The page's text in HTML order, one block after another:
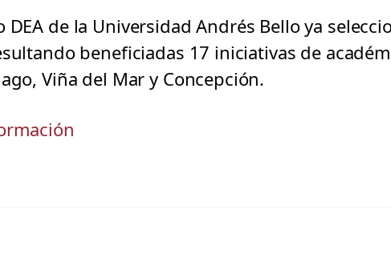
DEA de la Universidad Andrés Bello ya
beneficiadas 17 iniciativas de
Viña del Mar y Concepción.